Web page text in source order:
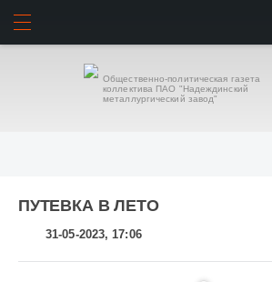
Общественно-политическая газета
коллектива ПАО "Надеждинский
металлургический завод"
ПУТЕВКА В ЛЕТО
31-05-2023, 17:06